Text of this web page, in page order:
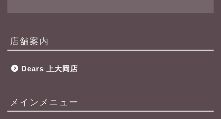
店舗案内
Dears 上大岡店
メインメニュー